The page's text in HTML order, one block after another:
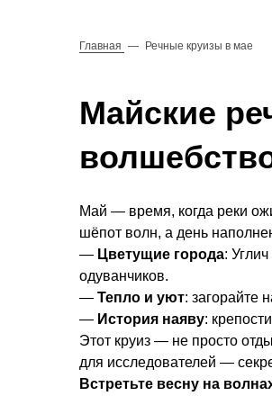
Главная — Речные круизы в мае
Майские
Май — время, когда реки
шёпот волн, а день
— Цветущие города:
одуванчиков.
— Тепло и уют: загорайте
— История наяву:
Этот круиз — не просто
для исследователей —
Встретьте весну на